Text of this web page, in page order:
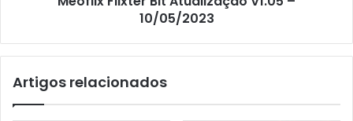
10/05/2023
Artigos relacionados